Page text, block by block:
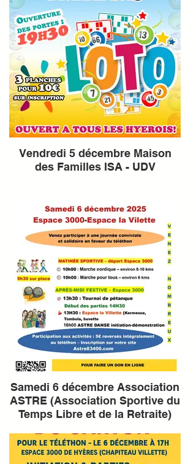
Vendredi 5 décembre Maison
des Familles ISA - UDV
Samedi 6 décembre Association
ASTRE (Association Sportive du
Temps Libre et de la Retraite)